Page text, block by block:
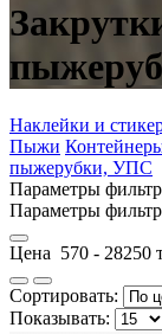
Наклейки и
Пыжи
пыжерубки, УПС
Параметры
Параметры
Цена 570 - 28250
Сортировать:
Показывать: